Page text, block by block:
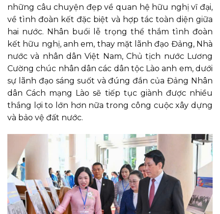
những câu chuyện đẹp về quan hệ hữu nghị vĩ đại,
về tình đoàn kết đặc biệt và hợp tác toàn diện giữa
hai nước. Nhân buổi lễ trọng thể thắm tình đoàn
kết hữu nghị, anh em, thay mặt lãnh đạo Đảng, Nhà
nước và nhân dân Việt Nam, Chủ tịch nước Lương
Cường chúc nhân dân các dân tộc Lào anh em, dưới
sự lãnh đạo sáng suốt và đúng đắn của Đảng Nhân
dân Cách mạng Lào sẽ tiếp tục giành được nhiều
thắng lợi to lớn hơn nữa trong công cuộc xây dựng
và bảo vệ đất nước.